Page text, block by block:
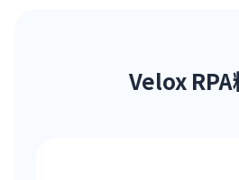
Velox RPA